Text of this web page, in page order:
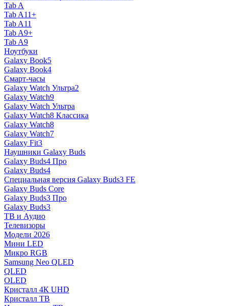
Tab A
Tab A11+
Tab A11
Tab A9+
Tab A9
Ноутбуки
Galaxy Book5
Galaxy Book4
Смарт-часы
Galaxy Watch Ультра2
Galaxy Watch9
Galaxy Watch Ультра
Galaxy Watch8 Классика
Galaxy Watch8
Galaxy Watch7
Galaxy Fit3
Наушники Galaxy Buds
Galaxy Buds4 Про
Galaxy Buds4
Специальная версия Galaxy Buds3 FE
Galaxy Buds Core
Galaxy Buds3 Про
Galaxy Buds3
ТВ и Аудио
Телевизоры
Модели 2026
Мини LED
Микро RGB
Samsung Neo QLED
QLED
OLED
Кристалл 4К UHD
Кристалл ТВ